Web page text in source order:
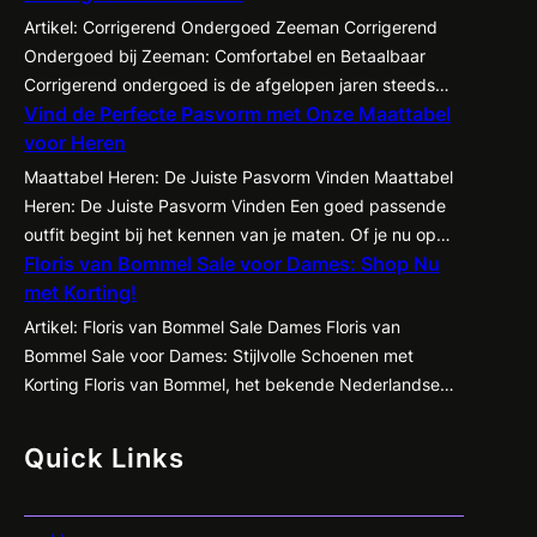
Artikel: Corrigerend Ondergoed Zeeman Corrigerend
Ondergoed bij Zeeman: Comfortabel en Betaalbaar
Corrigerend ondergoed is de afgelopen jaren steeds
populairder geworden onder zowel mannen als
vrouwen. Het biedt de mogelijkheid om je figuur op een
subtiele manier te accentueren en te corrigeren,
waardoor kleding beter tot zijn recht komt en je
zelfvertrouwen een boost krijgt. Een…
Vind de Perfecte Pasvorm met Onze Maattabel
voor Heren
Maattabel Heren: De Juiste Pasvorm Vinden Maattabel
Heren: De Juiste Pasvorm Vinden Een goed passende
outfit begint bij het kennen van je maten. Of je nu op
zoek bent naar een nieuw pak, een casual shirt of een
paar jeans, het is essentieel om te weten welke maat
het beste bij jou past. Met de…
Floris van Bommel Sale voor Dames: Shop Nu
met Korting!
Artikel: Floris van Bommel Sale Dames Floris van
Bommel Sale voor Dames: Stijlvolle Schoenen met
Korting Floris van Bommel, het bekende Nederlandse
dames! Ben je op zoek naar stijlvolle en comfortabele
Quick Links